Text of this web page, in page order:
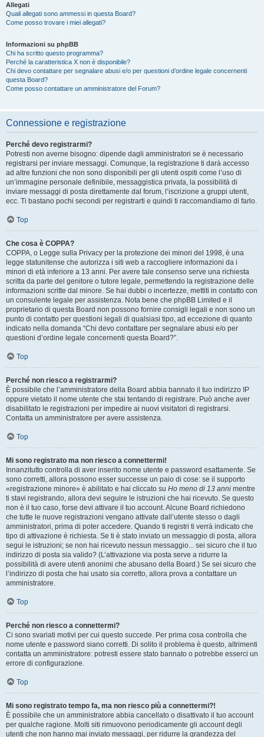
Allegati
Quali allegati sono ammessi in questa Board?
Come posso trovare i miei allegati?
Informazioni su phpBB
Chi ha scritto questo programma?
Perché la caratteristica X non è disponibile?
Chi devo contattare per segnalare abusi e/o per questioni d’ordine legale concernenti
questa Board?
Come posso contattare un amministratore del Forum?
Connessione e registrazione
Perché devo registrarmi?
Potresti non averne bisogno: dipende dagli amministratori se è necessario
registrarsi per inviare messaggi. Comunque, la registrazione ti darà accesso
ad altre funzioni che non sono disponibili per gli utenti ospiti come l’uso di
un’immagine personale definibile, messaggistica privata, la possibilità di
inviare messaggi di posta direttamente dal forum, l’iscrizione a gruppi utenti,
ecc. Ti bastano pochi secondi per registrarti e quindi ti raccomandiamo di farlo.
Top
Che cosa è COPPA?
COPPA, o Legge sulla Privacy per la protezione dei minori del 1998, è una
legge statunitense che autorizza i siti web a raccogliere informazioni da i
minori di età inferiore a 13 anni. Per avere tale consenso serve una richiesta
scritta da parte del genitore o tutore legale, permettendo la registrazione delle
informazioni scritte dal minore. Se hai dubbi o incertezze, mettiti in contatto con
un consulente legale per assistenza. Nota bene che phpBB Limited e il
proprietario di questa Board non possono fornire consigli legali e non sono un
punto di contatto per questioni legali di qualsiasi tipo, ad eccezione di quanto
indicato nella domanda “Chi devo contattare per segnalare abusi e/o per
questioni d’ordine legale concernenti questa Board?”.
Top
Perché non riesco a registrarmi?
È possibile che l’amministratore della Board abbia bannato il tuo indirizzo IP
oppure vietato il nome utente che stai tentando di registrare. Può anche aver
disabilitato le registrazioni per impedire ai nuovi visitatori di registrarsi.
Contatta un amministratore per avere assistenza.
Top
Mi sono registrato ma non riesco a connettermi!
Innanzitutto controlla di aver inserito nome utente e password esattamente. Se
sono corretti, allora possono esser successe un paio di cose: se il supporto
«registrazione minore» è abilitato e hai cliccato su Ho meno di 13 anni mentre
ti stavi registrando, allora devi seguire le istruzioni che hai ricevuto. Se questo
non è il tuo caso, forse devi attivare il tuo account. Alcune Board richiedono
che tutte le nuove registrazioni vengano attivate dall’utente stesso o dagli
amministratori, prima di poter accedere. Quando ti registri ti verrà indicato che
tipo di attivazione è richiesta. Se ti è stato inviato un messaggio di posta, allora
segui le istruzioni; se non hai ricevuto nessun messaggio... sei sicuro che il tuo
indirizzo di posta sia valido? (L’attivazione via posta serve a ridurre la
possibilità di avere utenti anonimi che abusano della Board.) Se sei sicuro che
l’indirizzo di posta che hai usato sia corretto, allora prova a contattare un
amministratore.
Top
Perché non riesco a connettermi?
Ci sono svariati motivi per cui questo succede. Per prima cosa controlla che
nome utente e password siano corretti. Di solito il problema è questo, altrimenti
contatta un amministratore: potresti essere stato bannato o potrebbe esserci un
errore di configurazione.
Top
Mi sono registrato tempo fa, ma non riesco più a connettermi?!
È possibile che un amministratore abbia cancellato o disattivato il tuo account
per qualche ragione. Molti siti rimuovono periodicamente gli account degli
utenti che non hanno mai inviato messaggi, per ridurre la grandezza del